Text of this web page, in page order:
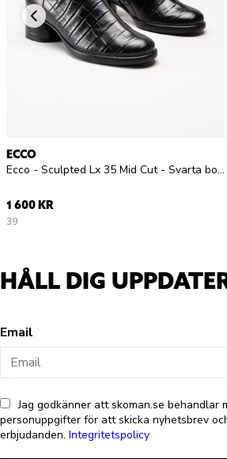
ECCO
Ecco - Sculpted Lx 35 Mid Cut - Svarta boots i skinn
1 600 KR
39
HÅLL DIG
Email
Jag godkänner att skoman.se behandlar
personuppgifter för att skicka nyhetsbrev
erbjudanden. Integritetspolicy